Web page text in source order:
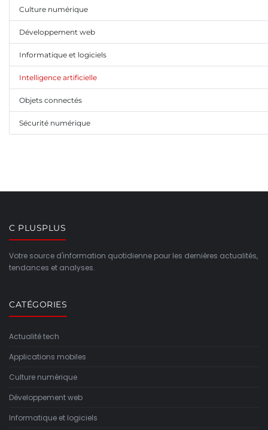
Culture numérique
Développement web
Informatique et logiciels
Intelligence artificielle
Objets connectés
Sécurité numérique
C PLUSPLUS
Votre source d'information quotidienne pour les dernières actualités,
tendances et analyses.
CATÉGORIES
Actualité tech
Applications mobiles
Culture numérique
Développement web
Informatique et logiciels